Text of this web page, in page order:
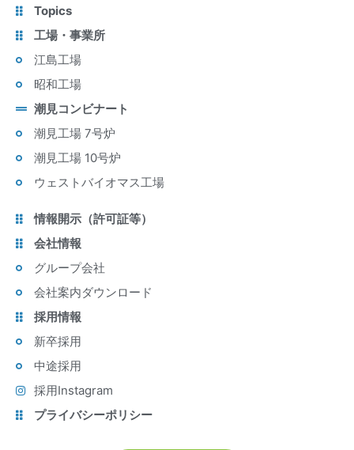
Topics
工場・事業所
江島工場
昭和工場
潮見コンビナート
潮見工場 7号炉
潮見工場 10号炉
ウェストバイオマス工場
情報開示（許可証等）
会社情報
グループ会社
会社案内ダウンロード
採用情報
新卒採用
中途採用
採用Instagram
プライバシーポリシー